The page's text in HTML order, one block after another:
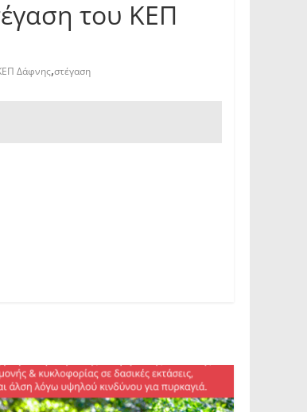
του ΚΕΠ
Δάφνης,στέγαση